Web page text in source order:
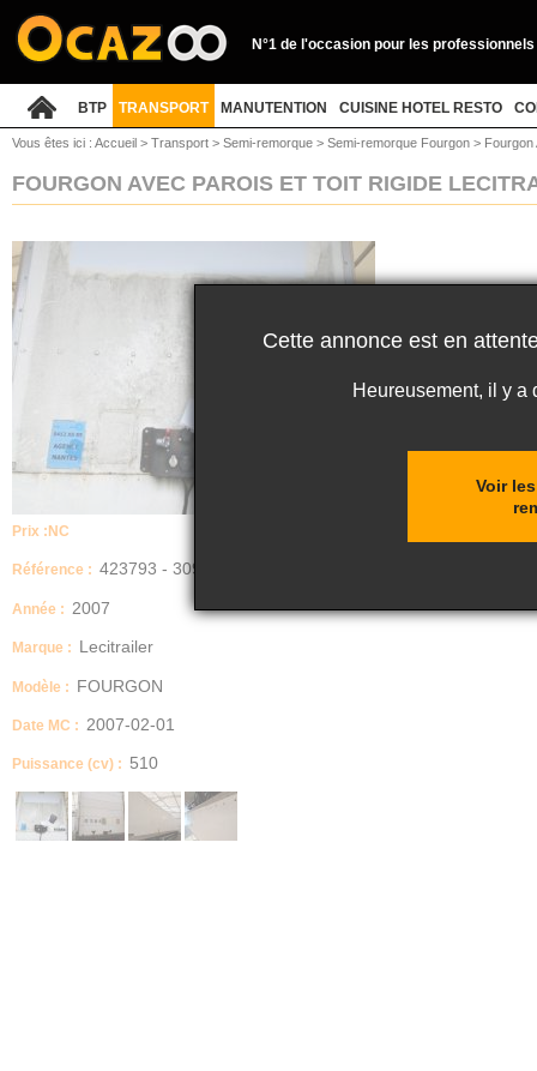
N°1 de l'occasion pour les professionnels
BTP TRANSPORT MANUTENTION CUISINE HOTEL RESTO
Vous êtes ici : Accueil > Transport > Semi-remorque > Semi-remorque Fourgon > Fourgon
FOURGON AVEC PAROIS ET TOIT RIGIDE
Prix : NC
Référence : 423793 - 309
Année : 2007
Marque : Lecitrailer
Modèle : FOURGON
Date MC : 2007-02-01
Puissance (cv) : 510
Cette annonce est en
Heureusement, il y a
Voir